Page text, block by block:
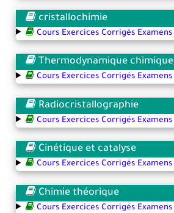
cristallochimie
Cours Exercices Corrigés Examens
Thermodynamique chimique
Cours Exercices Corrigés Examens
Radiocristallographie
Cours Exercices Corrigés Examens
Cinétique et catalyse
Cours Exercices Corrigés Examens
Chimie théorique
Cours Exercices Corrigés Examens